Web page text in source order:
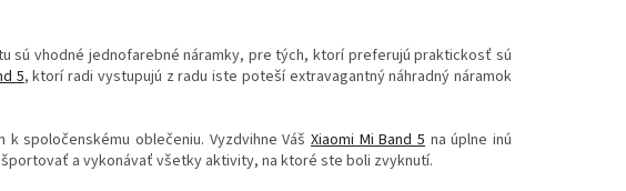
sú vhodné jednofarebné náramky, pre tých, ktorí preferujú praktickosť sú
5, ktorí radi vystupujú z radu iste poteší extravagantný náhradný náramok
spoločenskému oblečeniu. Vyzdvihne VášXiaomi Mi Band 5 na úplne inú
a vykonávať všetky aktivity, na ktoré ste boli zvyknutí.